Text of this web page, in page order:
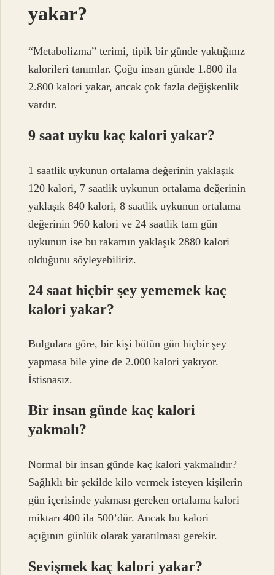
yakar?
“Metabolizma” terimi, tipik bir günde yaktığınız
kalorileri tanımlar. Çoğu insan günde 1.800 ila
2.800 kalori yakar, ancak çok fazla değişkenlik
vardır.
9 saat uyku kaç kalori yakar?
1 saatlik uykunun ortalama değerinin yaklaşık
120 kalori, 7 saatlik uykunun ortalama değerinin
yaklaşık 840 kalori, 8 saatlik uykunun ortalama
değerinin 960 kalori ve 24 saatlik tam gün
uykunun ise bu rakamın yaklaşık 2880 kalori
olduğunu söyleyebiliriz.
24 saat hiçbir şey yememek kaç
kalori yakar?
Bulgulara göre, bir kişi bütün gün hiçbir şey
yapmasa bile yine de 2.000 kalori yakıyor.
İstisnasız.
Bir insan günde kaç kalori
yakmalı?
Normal bir insan günde kaç kalori yakmalıdır?
Sağlıklı bir şekilde kilo vermek isteyen kişilerin
gün içerisinde yakması gereken ortalama kalori
miktarı 400 ila 500’dür. Ancak bu kalori
açığının günlük olarak yaratılması gerekir.
Sevişmek kaç kalori yakar?